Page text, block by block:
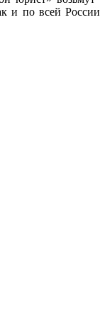
и по всей